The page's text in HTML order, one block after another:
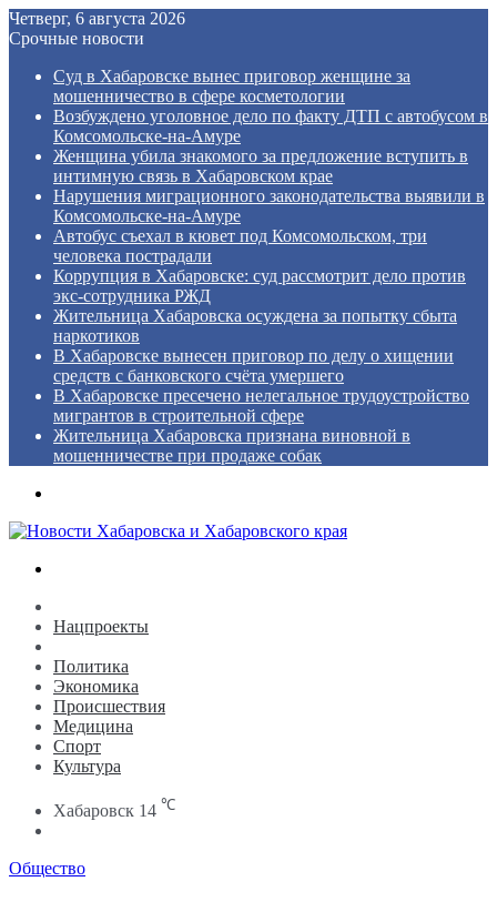
Четверг, 6 августа 2026
Срочные новости
Суд в Хабаровске вынес приговор женщине за
мошенничество в сфере косметологии
Возбуждено уголовное дело по факту ДТП с автобусом в
Комсомольске‑на‑Амуре
Женщина убила знакомого за предложение вступить в
интимную связь в Хабаровском крае
Нарушения миграционного законодательства выявили в
Комсомольске‑на‑Амуре
Автобус съехал в кювет под Комсомольском, три
человека пострадали
Коррупция в Хабаровске: суд рассмотрит дело против
экс‑сотрудника РЖД
Жительница Хабаровска осуждена за попытку сбыта
наркотиков
В Хабаровске вынесен приговор по делу о хищении
средств с банковского счёта умершего
В Хабаровске пресечено нелегальное трудоустройство
мигрантов в строительной сфере
Жительница Хабаровска признана виновной в
мошенничестве при продаже собак
Нацпроекты
Политика
Экономика
Происшествия
Медицина
Спорт
Культура
Хабаровск 14 ℃
Общество